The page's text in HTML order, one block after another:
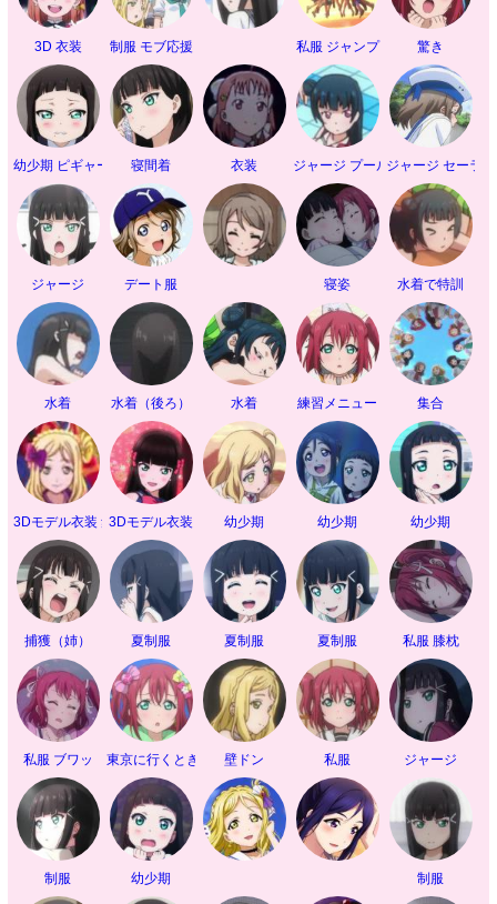
3D 衣装 制服 モブ応援 私服 ジャンプ 驚き
幼少期 ピギャー 寝間着 衣装 ジャージ プール掃除ジャージ セーラ
ジャージ デート服 寝姿 水着で特訓
水着 水着（後ろ） 水着 練習メニュー 集合
3Dモデル衣装 集合3Dモデル衣装 幼少期 幼少期 幼少期
捕獲（姉） 夏制服 夏制服 夏制服 私服 膝枕
私服 ブワッ 東京に行くときの服装壁ドン 私服 ジャージ
制服 幼少期 制服